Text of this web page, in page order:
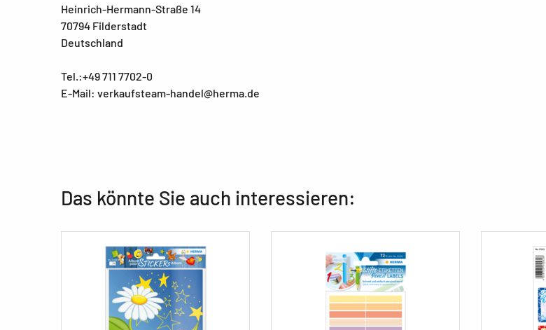
Heinrich-Hermann-Straße 14
70794 Filderstadt
Deutschland
Tel.:+49 711 7702-0
E-Mail: verkaufsteam-handel@herma.de
Das könnte Sie auch interessieren: